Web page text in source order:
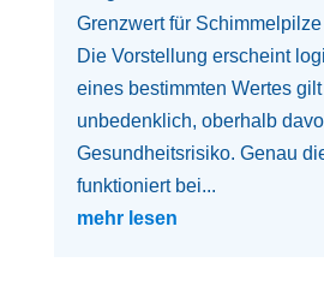
Grenzwert für
Die Vorstellung erscheint
eines bestimmten Wertes
unbedenklich, oberhalb
Gesundheitsrisiko. Genau
funktioniert bei...
mehr lesen